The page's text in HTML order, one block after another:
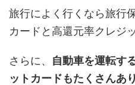
旅行によく行くなら旅行
カードと高還元率クレジ
さらに、 自動車を運転す
ットカードもたくさんあ